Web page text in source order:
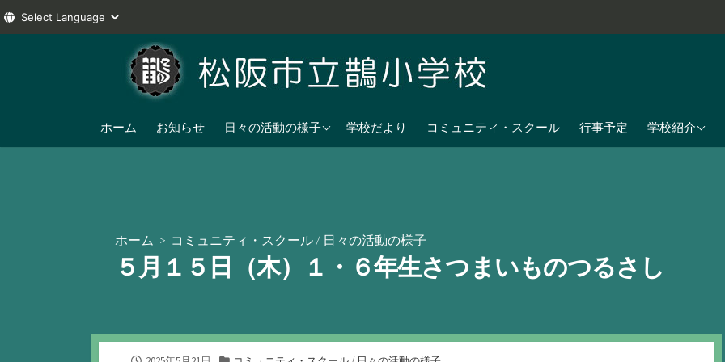
へ
ホーム お知らせ 日々の活動の様子
2025年度
学校だより コミュニティ・スクール 行事予定 学校紹介
学校教育目標
日課表
ホーム > コミュニティ・スクール / 日々の活動の様子
５月１５日（木）１・６年生さつまいものつるさし
公
カ